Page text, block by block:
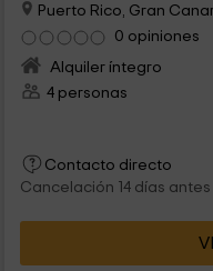
Puerto Rico, Gran
0 opiniones
Alquiler íntegro
4 personas
Contacto directo
Cancelación 14 días antes